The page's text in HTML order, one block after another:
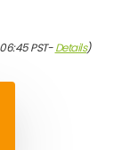
PST-Details)